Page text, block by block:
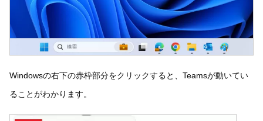
Windowsの右下の赤枠部分をクリックすると、Teamsが動いてい
ることがわかります。